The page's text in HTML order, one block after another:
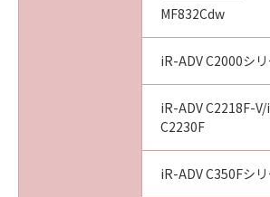
“米国政府エンドユーザー”とは、
関また団体を意味します。もし
府エンドユーザーである場合、以
item," as that term is defined at
2.101 (Oct 1995), consisting of
computer software
terms are used in 48 C.F.R.
MF832Cdw
iR-ADV C2000シ
iR-ADV C2218F-
C2230F
iR-ADV C350Fシ